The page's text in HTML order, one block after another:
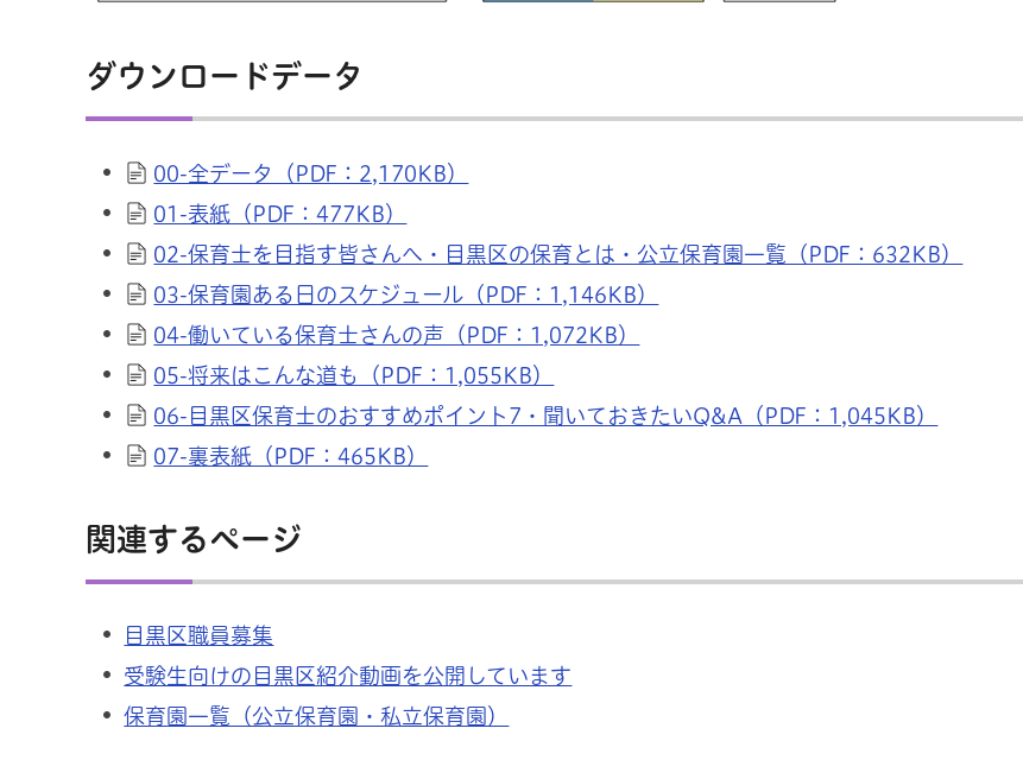
ダウンロードデータ
00-全データ（PDF：2,170KB）
01-表紙（PDF：477KB）
02-保育士を目指す皆さんへ・目黒区の保育とは・公立保育園一覧（PDF：632KB）
03-保育園ある日のスケジュール（PDF：1,146KB）
04-働いている保育士さんの声（PDF：1,072KB）
05-将来はこんな道も（PDF：1,055KB）
06-目黒区保育士のおすすめポイント7・聞いておきたいQ&A（PDF：1,045KB）
07-裏表紙（PDF：465KB）
関連するページ
目黒区職員募集
受験生向けの目黒区紹介動画を公開しています
保育園一覧（公立保育園・私立保育園）